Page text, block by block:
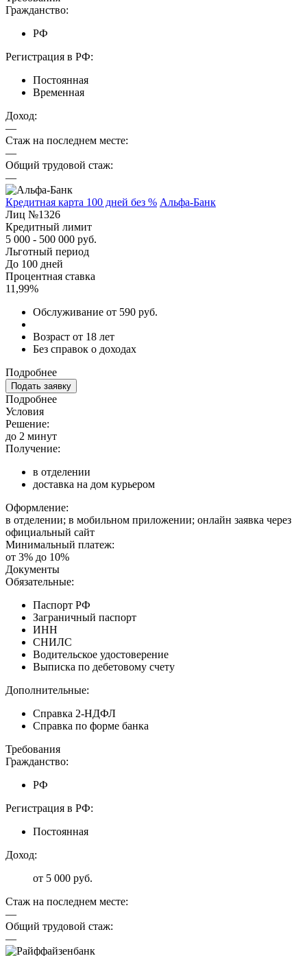
Гражданство:
РФ
Регистрация в РФ:
Постоянная
Временная
Доход:
—
Стаж на последнем месте:
—
Общий трудовой стаж:
—
Кредитная карта 100 дней без % Альфа-Банк
Лиц №1326
Кредитный лимит
5 000 - 500 000 руб.
Льготный период
До 100 дней
Процентная ставка
11,99%
Обслуживание от 590 руб.
Возраст от 18 лет
Без справок о доходах
Подробнее
Подать заявку
Подробнее
Условия
Решение:
до 2 минут
Получение:
в отделении
доставка на дом курьером
Оформление:
в отделении; в мобильном приложении; онлайн заявка через
официальный сайт
Минимальный платеж:
от 3% до 10%
Документы
Обязательные:
Паспорт РФ
Заграничный паспорт
ИНН
СНИЛС
Водительское удостоверение
Выписка по дебетовому счету
Дополнительные:
Справка 2-НДФЛ
Справка по форме банка
Требования
Гражданство:
РФ
Регистрация в РФ:
Постоянная
Доход:
от 5 000 руб.
Стаж на последнем месте:
—
Общий трудовой стаж:
—